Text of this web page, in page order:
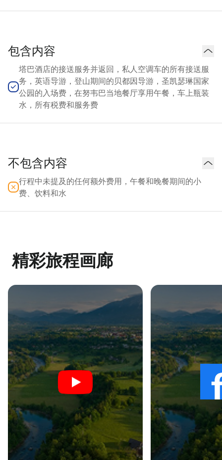
包含内容
塔巴酒店的接送服务并返回，私人空调车的所有接送服
务，英语导游，登山期间的贝都因导游，圣凯瑟琳国家
公园的入场费，在努韦巴当地餐厅享用午餐，车上瓶装
水，所有税费和服务费
不包含内容
行程中未提及的任何额外费用，午餐和晚餐期间的小
费、饮料和水
精彩旅程画廊